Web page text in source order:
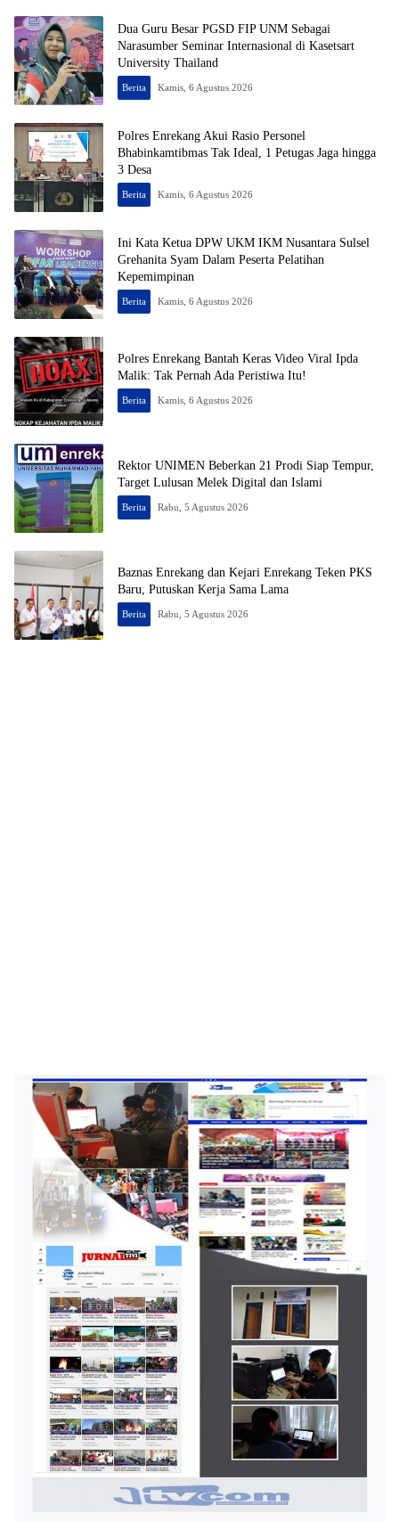
Dua Guru Besar PGSD FIP UNM Sebagai
Narasumber Seminar Internasional di Kasetsart
University Thailand
Berita Kamis, 6 Agustus 2026
Polres Enrekang Akui Rasio Personel
Bhabinkamtibmas Tak Ideal, 1 Petugas Jaga hingga
3 Desa
Berita Kamis, 6 Agustus 2026
Ini Kata Ketua DPW UKM IKM Nusantara Sulsel
Grehanita Syam Dalam Peserta Pelatihan
Kepemimpinan
Berita Kamis, 6 Agustus 2026
Polres Enrekang Bantah Keras Video Viral Ipda
Malik: Tak Pernah Ada Peristiwa Itu!
Berita Kamis, 6 Agustus 2026
Rektor UNIMEN Beberkan 21 Prodi Siap Tempur,
Target Lulusan Melek Digital dan Islami
Berita Rabu, 5 Agustus 2026
Baznas Enrekang dan Kejari Enrekang Teken PKS
Baru, Putuskan Kerja Sama Lama
Berita Rabu, 5 Agustus 2026